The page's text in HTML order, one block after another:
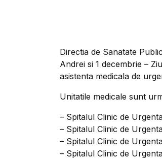
Directia de Sanatate
Andrei si 1 decembrie –
asistenta medicala de
Unitatile medicale sunt
– Spitalul Clinic de
– Spitalul Clinic de
– Spitalul Clinic de
– Spitalul Clinic de